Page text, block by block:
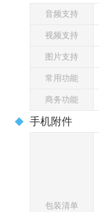
音频支持
视频支持
图片支持
常用功能
商务功能
手机附件
包装清单